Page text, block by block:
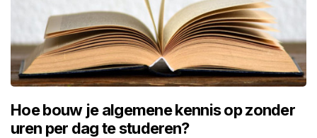
Hoe bouw je algemene kennis op zonder
uren per dag te studeren?